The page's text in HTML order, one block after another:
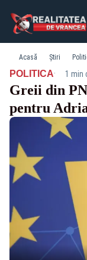
Acasă Știri
POLITICA· 1 min
Greii din
pentru